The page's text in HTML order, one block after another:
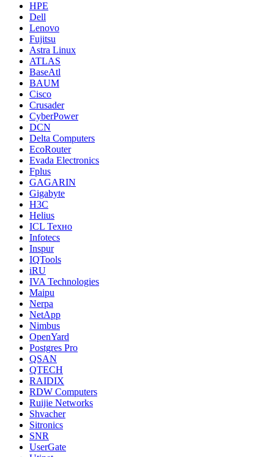
HPE
Dell
Lenovo
Fujitsu
Astra Linux
ATLAS
BaseAtl
BAUM
Cisco
Crusader
CyberPower
DCN
Delta Computers
EcoRouter
Evada Electronics
Fplus
GAGARIN
Gigabyte
H3C
Helius
ICL Техно
Infotecs
Inspur
IQTools
iRU
IVA Technologies
Maipu
Nerpa
NetApp
Nimbus
OpenYard
Postgres Pro
QSAN
QTECH
RAIDIX
RDW Computers
Ruijie Networks
Shvacher
Sitronics
SNR
UserGate